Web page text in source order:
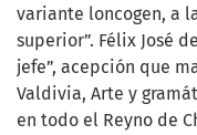
variante loncogen, a
superior”. Félix José
jefe”, acepción que
Valdivia, Arte y
en todo el Reyno de